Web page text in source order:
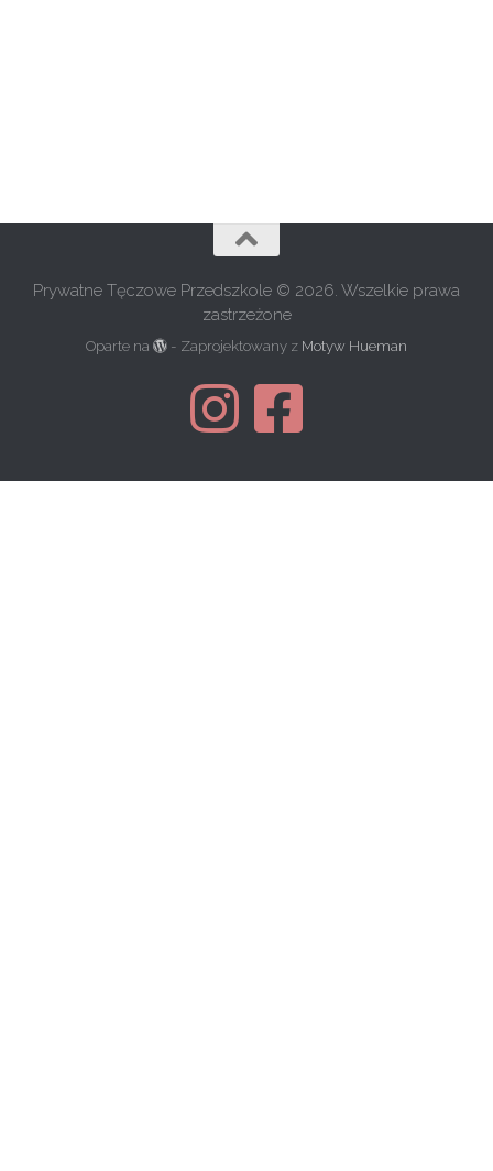
Prywatne Tęczowe Przedszkole © 2026. Wszelkie prawa
zastrzeżone
Oparte na - Zaprojektowany z Motyw Hueman